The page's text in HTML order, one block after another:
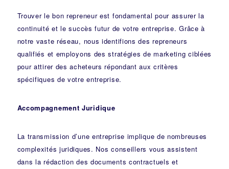
Trouver le bon repreneur est fondamental pour assurer la
continuité et le succès futur de votre entreprise. Grâce à
notre vaste réseau, nous identifions des repreneurs
qualifiés et employons des stratégies de marketing ciblées
pour attirer des acheteurs répondant aux critères
spécifiques de votre entreprise.
Accompagnement Juridique
La transmission d’une entreprise implique de nombreuses
complexités juridiques. Nosconseillers vous assistent
dans la rédaction des documents contractuels et